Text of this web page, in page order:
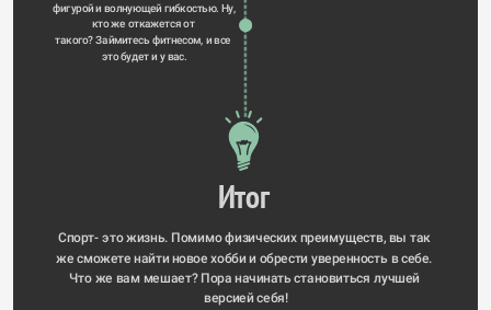
фигурой и волнующей гибкостью. Ну,
кто же откажется от
такого? Займитесь фитнесом, и все
это будет и у вас.
Итог
Спорт- это жизнь. Помимо физических преимуществ, вы так
же сможете найти новое хобби и обрести уверенность в себе.
Что же вам мешает? Пора начинать становиться лучшей
версией себя!